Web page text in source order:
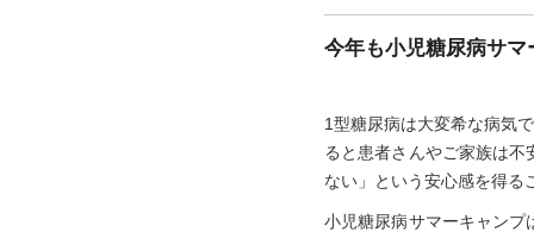
今年も小児糖尿病サ
1型糖尿病は大変希な病気
ると患者さんやご家族は
ない」という安心感を得る
小児糖尿病サマーキャンプ